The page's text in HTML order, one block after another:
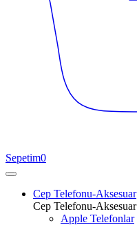
Sepetim0
Cep Telefonu-Aksesuar
Cep Telefonu-Aksesuar
Apple Telefonlar